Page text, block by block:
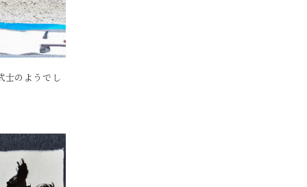
士のようでし